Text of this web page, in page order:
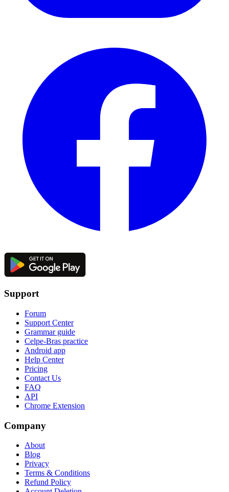
Support
Forum
Support Center
Grammar guide
Celpe-Bras practice
Android app
Help Center
Pricing
Contact Us
FAQ
API
Chrome Extension
Company
About
Blog
Privacy
Terms & Conditions
Refund Policy